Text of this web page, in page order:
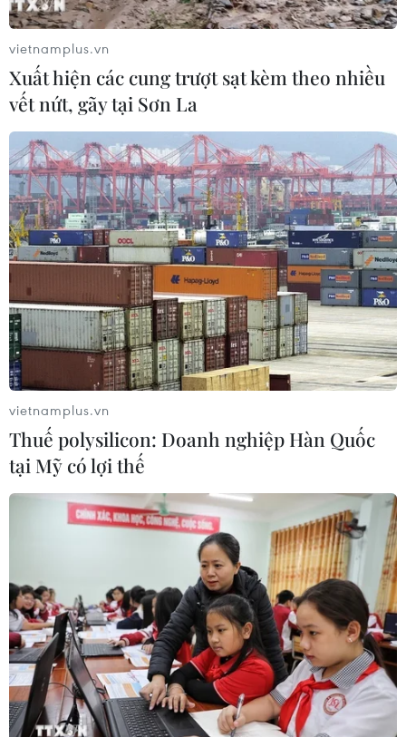
vietnamplus.vn
Xuất hiện các cung trượt sạt kèm theo nhiều
vết nứt, gãy tại Sơn La
vietnamplus.vn
Thuế polysilicon: Doanh nghiệp Hàn Quốc
tại Mỹ có lợi thế